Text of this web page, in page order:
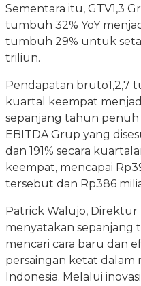
Sementara itu, GTV1,3
tumbuh 32% YoY
tumbuh 29% untuk
triliun.
Pendapatan bruto1,2,7
kuartal keempat
sepanjang tahun penuh
EBITDA Grup yang
dan 191% secara
keempat, mencapai
tersebut dan Rp386
Patrick Walujo, Direktur
menyatakan sepanjang
mencari cara baru dan
persaingan ketat
Indonesia. Melalui